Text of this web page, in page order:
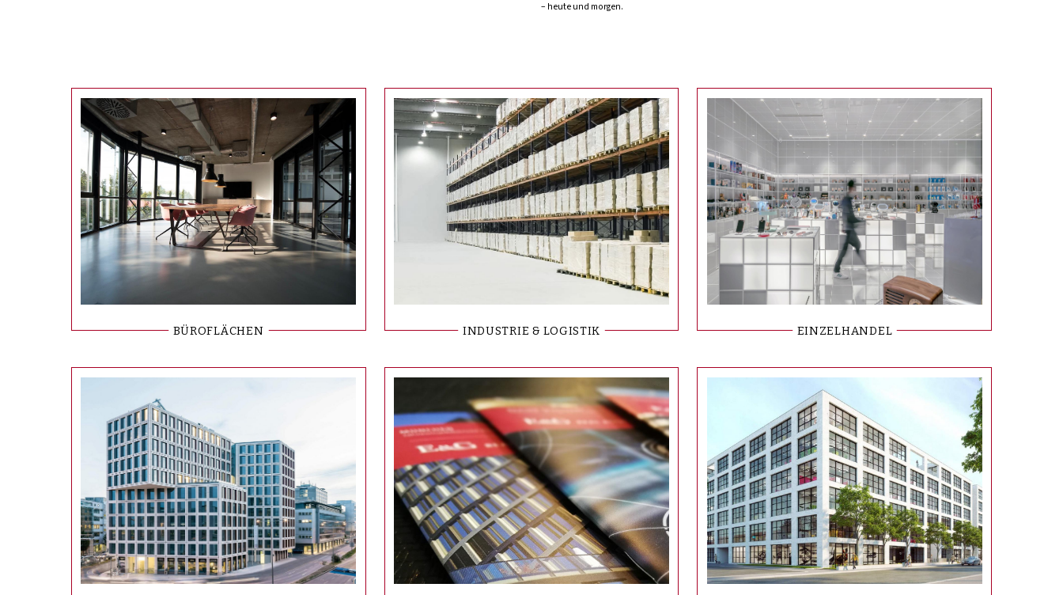
– heute und morgen.
BÜROFLÄCHEN INDUSTRIE & LOGISTIK EINZELHANDEL